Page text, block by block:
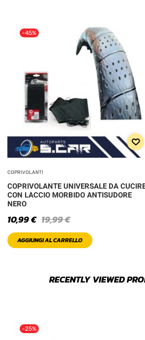
-45%
COPRIVOLANTI
COPRIVOLANTE UNIVERSALE DA
CON LACCIO MORBIDO ANTISUDORE
NERO
19,99€
10,99€
AGGIUNGI AL CARRELLO
RECENTLY VIEWED
-25%